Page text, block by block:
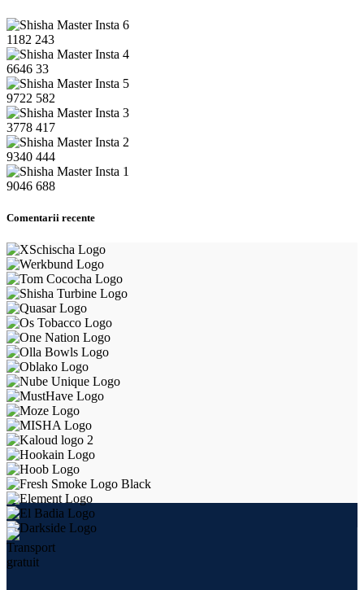
1182 243
6646 33
9722 582
3778 417
9340 444
9046 688
Comentarii recente